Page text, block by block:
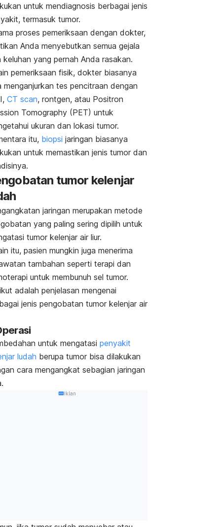
untuk mendiagnosis berbagai jenis
termasuk tumor.
proses pemeriksaan dengan dokter,
Anda menyebutkan semua gejala
keluhan yang pernah Anda rasakan.
pemeriksaan fisik, dokter biasanya
menganjurkan tes pencitraan dengan
CT scan, rontgen, atau Positron
Tomography (PET) untuk
ukuran dan lokasi tumor.
itu, biopsi jaringan biasanya
untuk memastikan jenis tumor dan
tumor kelenjar
jaringan merupakan metode
yang paling sering dipilih untuk
tumor kelenjar air liur.
itu, pasien mungkin juga menerima
tambahan seperti terapi dan
untuk membunuh sel tumor.
adalah penjelasan mengenai
jenis pengobatan tumor kelenjar air
untuk mengatasi penyakit
ludah berupa tumor bisa dilakukan
cara mengangkat sebagian jaringan
Iklan